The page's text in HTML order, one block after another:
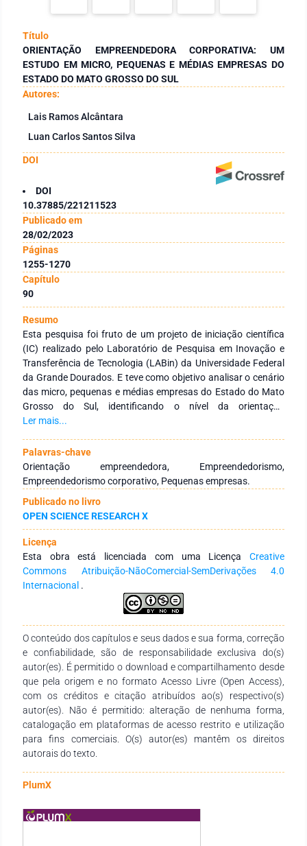
Título
ORIENTAÇÃO EMPREENDEDORA CORPORATIVA: UM
ESTUDO EM MICRO, PEQUENAS E MÉDIAS EMPRESAS DO
ESTADO DO MATO GROSSO DO SUL
Autores:
Lais Ramos Alcântara
Luan Carlos Santos Silva
DOI
DOI
10.37885/221211523
Publicado em
28/02/2023
Páginas
1255-1270
Capítulo
90
Resumo
Esta pesquisa foi fruto de um projeto de iniciação científica
(IC) realizado pelo Laboratório de Pesquisa em Inovação e
Transferência de Tecnologia (LABin) da Universidade Federal
da Grande Dourados. E teve como objetivo analisar o cenário
das micro, pequenas e médias empresas do Estado do Mato
Grosso do Sul, identificando o nível da orientação
empreendedora (OE) vivenciada em seus ambientes internos.
teve como procedimentos técnico, a pesquisa bibliográfica e
survey, objetivando realizar a partir do estudo das teorias
referente à orientação empreendedora, uma análise do
cenário utilizando-se da coleta de dados aplicada a
colaboradores de micro, pequenas e médias empresas do
Mato Grosso do Sul. Nos resultados obtidos, foi possível
identificar que independente do cargo ocupado, os
funcionários indicam apresentar as dimensões da OE, tendo
rotinas empresariais propícias para a construção de um
ambiente de mútuo comprometimento, onde os mesmos se
sintam acolhidos e apoiados no processo de inovação,
recebendo estímulos para manifestarem comportamento
enfrentados constantemente pelas empresas.
Ler mais...
Palavras-chave
Orientação empreendedora, Empreendedorismo,
Empreendedorismo corporativo, Pequenas empresas.
Publicado no livro
OPEN SCIENCE RESEARCH X
Licença
Esta obra está licenciada com uma Licença Creative
Commons Atribuição-NãoComercial-SemDerivações 4.0
Internacional .
O conteúdo dos capítulos e seus dados e sua forma, correção
e confiabilidade, são de responsabilidade exclusiva do(s)
autor(es). É permitido o download e compartilhamento desde
que pela origem e no formato Acesso Livre (Open Access),
com os créditos e citação atribuídos ao(s) respectivo(s)
autor(es). Não é permitido: alteração de nenhuma forma,
catalogação em plataformas de acesso restrito e utilização
para fins comerciais. O(s) autor(es) mantêm os direitos
autorais do texto.
PlumX